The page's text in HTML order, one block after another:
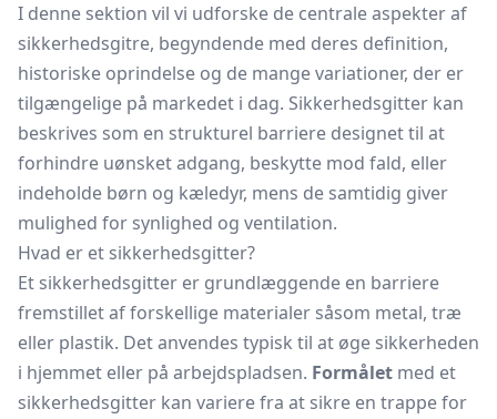
I denne sektion vil vi udforske de centrale aspekter af
sikkerhedsgitre, begyndende med deres definition,
historiske oprindelse og de mange variationer, der er
tilgængelige på markedet i dag. Sikkerhedsgitter kan
beskrives som en strukturel barriere designet til at
forhindre uønsket adgang, beskytte mod fald, eller
indeholde børn og kæledyr, mens de samtidig giver
mulighed for synlighed og ventilation.
Hvad er et sikkerhedsgitter?
Et sikkerhedsgitter er grundlæggende en barriere
fremstillet af forskellige materialer såsom metal, træ
eller plastik. Det anvendes typisk til at øge sikkerheden
i hjemmet eller på arbejdspladsen. Formålet med et
sikkerhedsgitter kan variere fra at sikre en trappe for